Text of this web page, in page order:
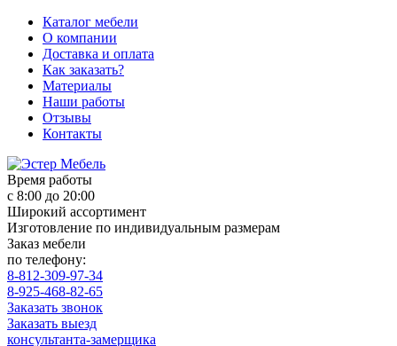
Каталог мебели
О компании
Доставка и оплата
Как заказать?
Материалы
Наши работы
Отзывы
Контакты
Время работы
с 8:00 до 20:00
Широкий ассортимент
Изготовление по индивидуальным размерам
Заказ мебели
по телефону:
8-812-309-97-34
8-925-468-82-65
Заказать звонок
Заказать выезд
консультанта-замерщика